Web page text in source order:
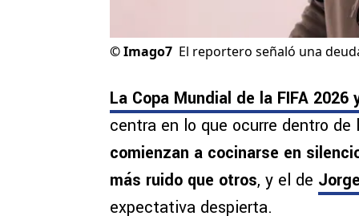
©Imago7 El reportero señaló una
La Copa Mundial de la FIFA
centra en lo que ocurre dentro
comienzan a cocinarse en
más ruido que otros, y el de
expectativa despierta.